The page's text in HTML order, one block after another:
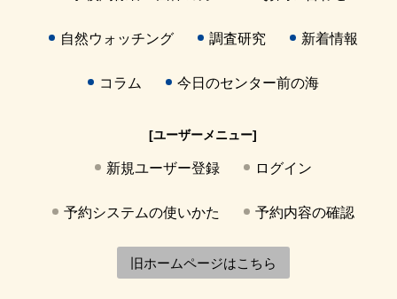
自然ウォッチング 調査研究 新着情報
コラム 今日のセンター前の海
[ユーザーメニュー]
新規ユーザー登録 ログイン
予約システムの使いかた 予約内容の確認
旧ホームページはこちら